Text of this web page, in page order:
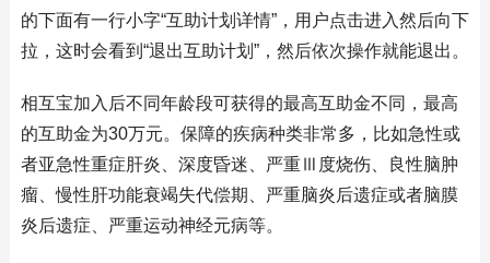
的下面有一行小字“互助计划详情”，用户点击进入然后向下
拉，这时会看到“退出互助计划”，然后依次操作就能退出。
相互宝加入后不同年龄段可获得的最高互助金不同，最高
的互助金为30万元。保障的疾病种类非常多，比如急性或
者亚急性重症肝炎、深度昏迷、严重Ⅲ度烧伤、良性脑肿
瘤、慢性肝功能衰竭失代偿期、严重脑炎后遗症或者脑膜
炎后遗症、严重运动神经元病等。